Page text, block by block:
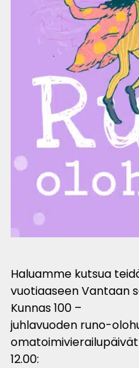
Haluamme kutsua
vuotiaaseen Vantaan
Kunnas 100 –
juhlavuoden runo-
12.00: